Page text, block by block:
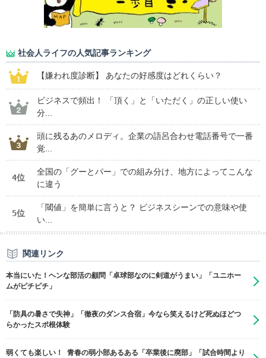
社会人ライフの人気記事ランキング
【嫌われ度診断】 あなたの好感度はどれくらい？
ビジネスで頻出！ 「頂く」と「いただく」の正しい使い
分...
頭に残るあのメロディ。企業の語呂合わせ電話番号で一番
覚...
4位
全国の「グーとパー」での組み分け、地方によってこんな
に違う
5位
「閾値」を簡単に言うと？ ビジネスシーンでの意味や使
い...
関連リンク
本当にいた！ヘンな部活の顧問「卓球部なのに剣道がうまい」「ユニホー
ムがピチピチ」
「防具の暑さで失神」「徹夜のダンス合宿」今なら笑えるけど死ぬほどつ
らかったスポ根体験
弱くても楽しい！ 青春の弱小部あるある「卒業後に廃部」「試合時間より